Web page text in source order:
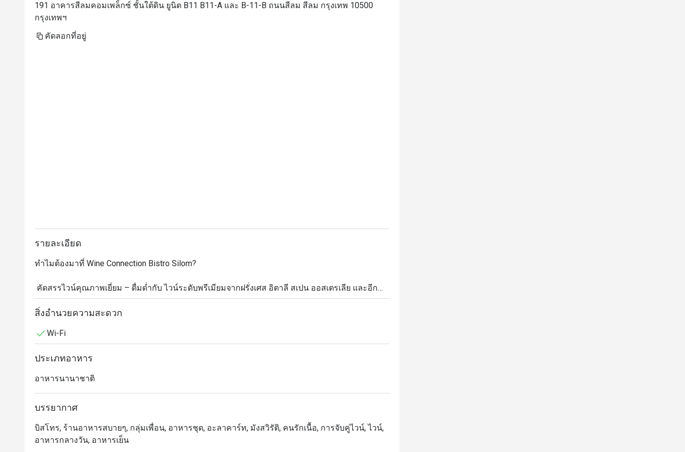
191 อาคารสีลมคอมเพล็กซ์ ชั้นใต้ดิน ยูนิต B11 B11-A และ B-11-B ถนนสีลม สีลม กรุงเทพ 10500
กรุงเทพฯ
คัดลอกที่อยู่
รายละเอียด
ทำไมต้องมาที่ Wine Connection Bistro Silom?
คัดสรรไวน์คุณภาพเยี่ยม – ดื่มด่ำกับ ไวน์ระดับพรีเมียมจากฝรั่งเศส อิตาลี สเปน ออสเตรเลีย และอีก
มากมาย ที่คัดสรรมาอย่างดีเพื่อเสริมรสชาติของทุกเมนู
ต้นตำรับ พาสต้าสด และเมนูเนื้อย่างรสเลิศ
บรรยากาศบิสโทรสุดชิล – ผ่อนคลายกับ บรรยากาศอบอุ่นและเป็นกันเอง เหมาะสำหรับ ดินเนอร์สุดโร
แมนติก นัดสังสรรค์ หรือพักผ่อนหลังเลิกงาน
ค่าทุกบาททุกสตางค์
ทำเลทองใจกลางสีลม – ตั้งอยู่ในย่านที่คึกคักที่สุดแห่งหนึ่งของกรุงเทพฯ เดินทางสะดวกสำหรับทั้งคน
ในพื้นที่และนักท่องเที่ยว
สิ่งอำนวยความสะดวก
Wi-Fi
ประเภทอาหาร
อาหารนานาชาติ
บรรยากาศ
บิสโทร, ร้านอาหารสบายๆ, กลุ่มเพื่อน, อาหารชุด, อะลาคาร์ท, มังสวิรัติ, คนรักเนื้อ, การจับคู่ไวน์, ไวน์,
อาหารกลางวัน, อาหารเย็น